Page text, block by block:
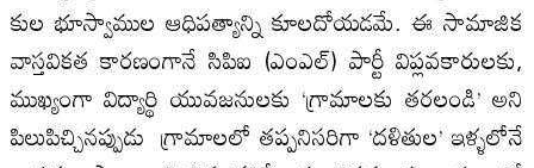
కుల భూస్వాముల ఆధిపత్యాన్ని కూలదోయడమే. ఈ సామాజిక
వాస్తవికత కారణంగానే సి‌పి‌ఐ (ఎం‌ఎల్) పార్టీ విప్లవకారులకు,
ముఖ్యంగా విద్యార్థి యువజనులకు ‘గ్రామాలకు తరలండి’ అని
పిలుపిచ్చినప్పుడు గ్రామాలలో తప్పనిసరిగా ‘దళితుల’ ఇళ్ళలోనే